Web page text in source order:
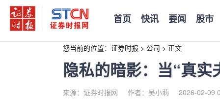
首页 快讯 要闻 股市
您当前的位置： 证券时报 > 公司 > 正文
隐私的暗影：当“真
来源：证券时报网 作者：吴小莉 2026-02-09